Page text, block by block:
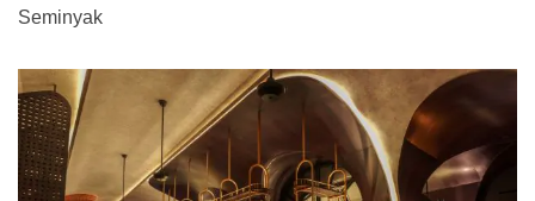
Seminyak